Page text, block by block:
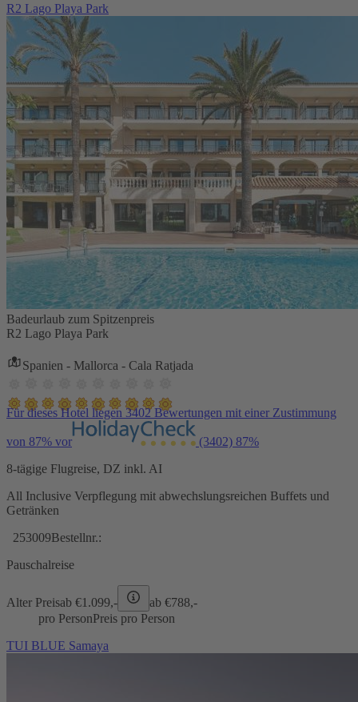
R2 Lago Playa Park
Badeurlaub zum Spitzenpreis
R2 Lago Playa Park
Spanien - Mallorca - Cala Ratjada
Für dieses Hotel liegen 3402 Bewertungen mit einer Zustimmung
von 87% vor (3402) 87%
8-tägige Flugreise, DZ inkl. AI
All Inclusive Verpflegung mit abwechslungsreichen Buffets und
Getränken
253009Bestellnr.:
Pauschalreise
Alter Preisab €1.099,- ab €788,-
pro PersonPreis pro Person
TUI BLUE Samaya